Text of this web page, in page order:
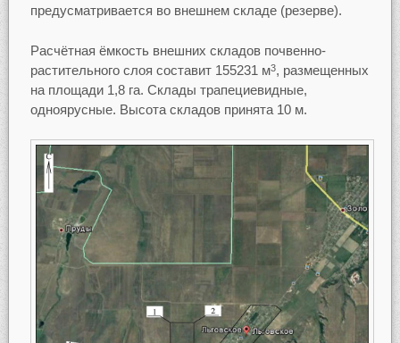
предусматривается во внешнем складе (резерве).
Расчётная ёмкость внешних складов почвенно-
растительного слоя составит 155231 м3, размещенных
на площади 1,8 га. Склады трапециевидные,
одноярусные. Высота складов принята 10 м.